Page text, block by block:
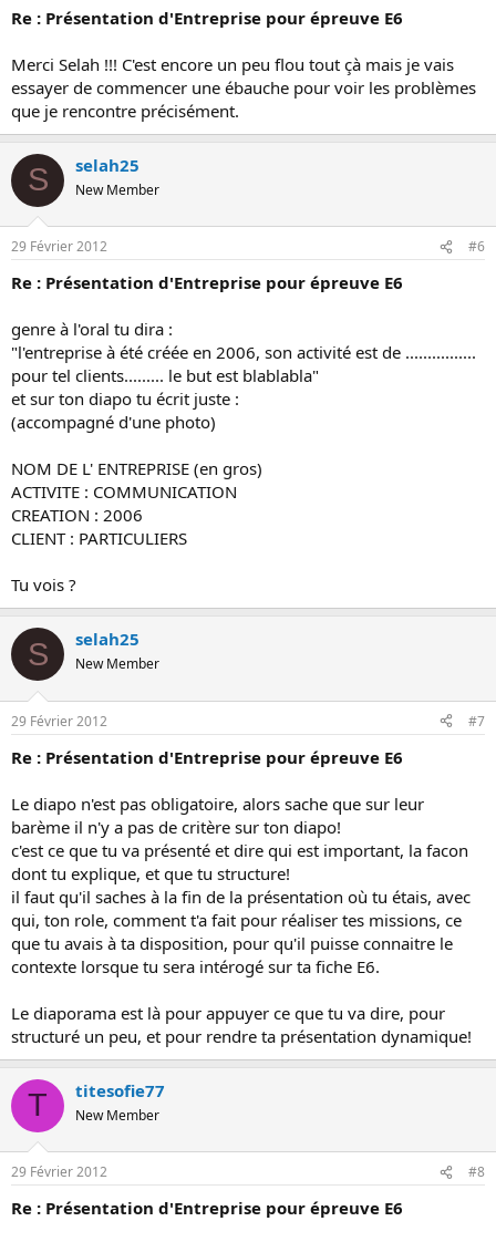
Re : Présentation d'Entreprise pour épreuve E6
Merci Selah !!! C'est encore un peu flou tout çà mais je vais
essayer de commencer une ébauche pour voir les problèmes
que je rencontre précisément.
S selah25
New Member
29 Février 2012 #6
Re : Présentation d'Entreprise pour épreuve E6
genre à l'oral tu dira :
"l'entreprise à été créée en 2006, son activité est de ................
pour tel clients......... le but est blablabla"
et sur ton diapo tu écrit juste :
(accompagné d'une photo)
NOM DE L' ENTREPRISE (en gros)
ACTIVITE : COMMUNICATION
CREATION : 2006
CLIENT : PARTICULIERS
Tu vois ?
S selah25
New Member
29 Février 2012 #7
Re : Présentation d'Entreprise pour épreuve E6
Le diapo n'est pas obligatoire, alors sache que sur leur
barème il n'y a pas de critère sur ton diapo!
c'est ce que tu va présenté et dire qui est important, la facon
dont tu explique, et que tu structure!
il faut qu'il saches à la fin de la présentation où tu étais, avec
qui, ton role, comment t'a fait pour réaliser tes missions, ce
que tu avais à ta disposition, pour qu'il puisse connaitre le
contexte lorsque tu sera intérogé sur ta fiche E6.
Le diaporama est là pour appuyer ce que tu va dire, pour
structuré un peu, et pour rendre ta présentation dynamique!
T titesofie77
New Member
29 Février 2012 #8
Re : Présentation d'Entreprise pour épreuve E6